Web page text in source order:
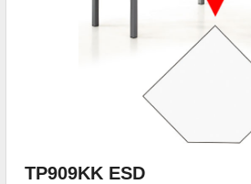
TP909KK ESD